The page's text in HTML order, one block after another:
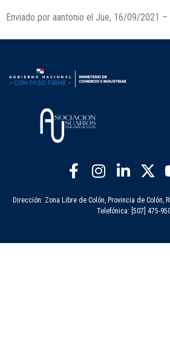
Enviado por aantonio el Jue, 16/09/2021 –
Dirección: Zona Libre de Colón, Provincia de Colón,
Telefónica: [507] 475-